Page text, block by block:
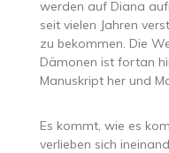
werden auf Diana
seit vielen Jahren
zu bekommen. Die
Dämonen ist fortan
Manuskript her und
Es kommt, wie es
verlieben sich